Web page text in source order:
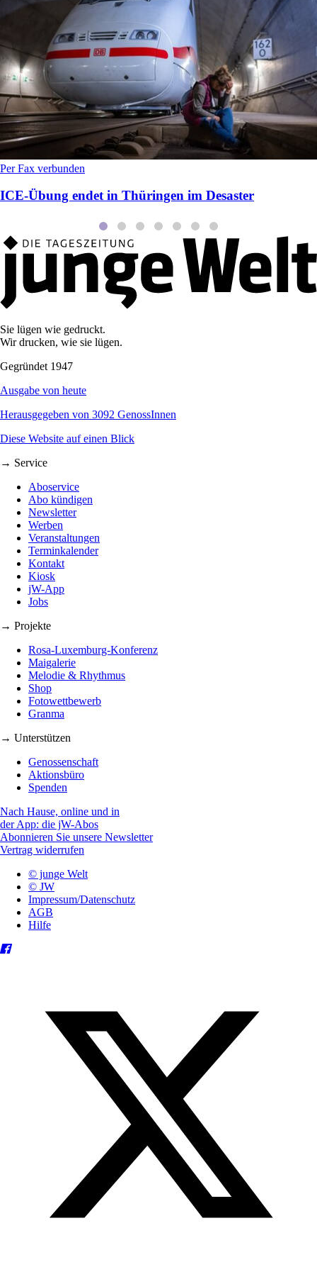
Per Fax verbunden
ICE-Übung endet in Thüringen im Desaster
Sie lügen wie gedruckt.
Wir drucken, wie sie lügen.
Gegründet 1947
Ausgabe von heute
Herausgegeben von 3092 GenossInnen
Diese Website auf einen Blick
→ Service
Aboservice
Abo kündigen
Newsletter
Werben
Veranstaltungen
Terminkalender
Kontakt
Kiosk
jW-App
Jobs
→ Projekte
Rosa-Luxemburg-Konferenz
Maigalerie
Melodie & Rhythmus
Shop
Fotowettbewerb
Granma
→ Unterstützen
Genossenschaft
Aktionsbüro
Spenden
Nach Hause, online und in
der App: die jW-Abos
Abonnieren Sie unsere Newsletter
Vertrag widerrufen
© junge Welt
© JW
Impressum/Datenschutz
AGB
Hilfe